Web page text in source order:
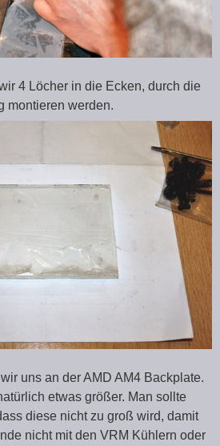
4 Löcher in die Ecken, durch die
montieren werden.
uns an der AMD AM4 Backplate.
etwas größer. Man sollte
diese nicht zu groß wird, damit
nicht mit den VRM Kühlern oder